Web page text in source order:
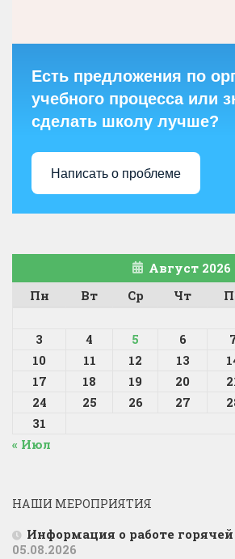
Есть предложения по
учебного процесса или
сделать школу лучше?
Написать о проблеме
Август 2026
Пн
Вт Ср Чт
3
4 5 6
10
11 12 13
17
18 19 20
24
25 26 27
31
« Июл
НАШИ МЕРОПРИЯТИЯ
Информация о работе
05.08.2026